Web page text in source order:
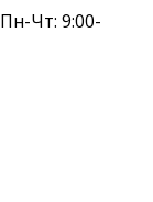
Пн-Чт: 9:00-